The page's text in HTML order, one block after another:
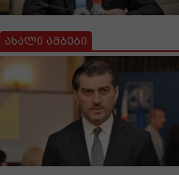
ახალი ამბები